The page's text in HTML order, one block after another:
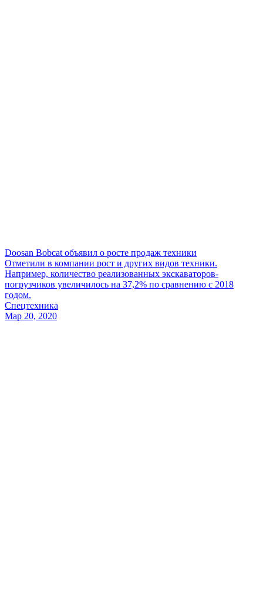
Doosan Bobcat объявил о росте продаж техники
Отметили в компании рост и других видов техники.
Например, количество реализованных экскаваторов-
погрузчиков увеличилось на 37,2% по сравнению с 2018
годом.
Спецтехника
Мар 20, 2020